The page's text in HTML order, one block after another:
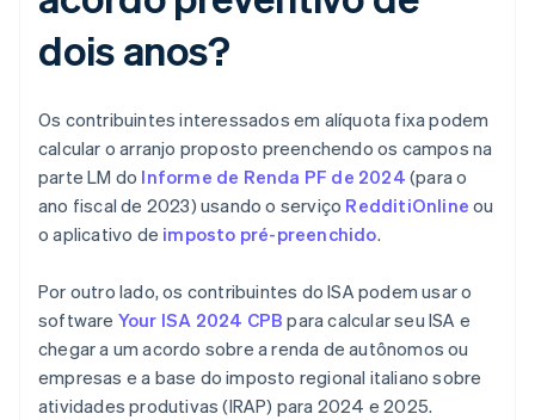
dois anos?
Os contribuintes interessados em alíquota fixa podem
calcular o arranjo proposto preenchendo os campos na
parte LM do Informe de Renda PF de 2024 (para o
ano fiscal de 2023) usando o serviço RedditiOnline ou
o aplicativo de imposto pré-preenchido.
Por outro lado, os contribuintes do ISA podem usar o
software Your ISA 2024 CPB para calcular seu ISA e
chegar a um acordo sobre a renda de autônomos ou
empresas e a base do imposto regional italiano sobre
atividades produtivas (IRAP) para 2024 e 2025.